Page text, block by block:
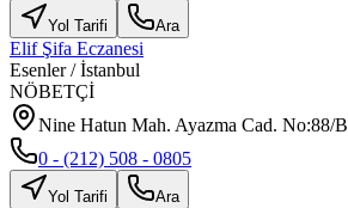
Yol Tarifi Ara
Elif Şifa Eczanesi
Esenler/İstanbul
NÖBETÇİ
Nine Hatun Mah. Ayazma Cad. No:88/B
0 - (212) 508 - 0805
Yol Tarifi Ara